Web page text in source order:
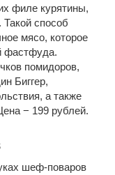
филе курятины,
способ
мясо, которое
фастфуда.
помидоров,
Биггер,
а также
− 199 рублей.
шеф-поваров